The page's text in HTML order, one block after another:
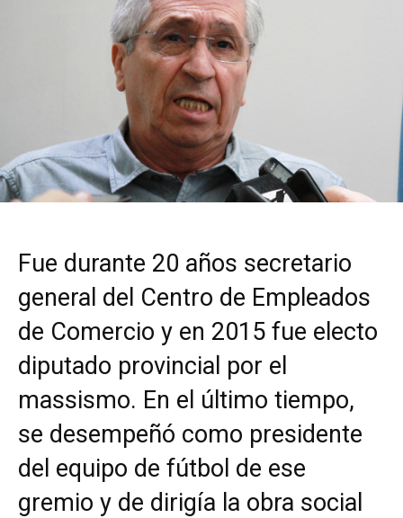
Fue durante 20 años secretario
general del Centro de Empleados
de Comercio y en 2015 fue electo
diputado provincial por el
massismo. En el último tiempo,
se desempeñó como presidente
del equipo de fútbol de ese
gremio y de dirigía la obra social